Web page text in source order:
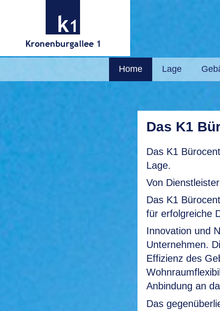
Home Lage
Das K1
Das K1
Lage.
Von
Das K1
für erfolgreiche
Innovation und
Unternehmen.
Effizienz des
Anbindung an
Das